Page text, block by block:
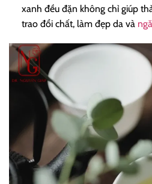
xanh đều đặn không chỉ giúp
trao đổi chất, làm đẹp da và